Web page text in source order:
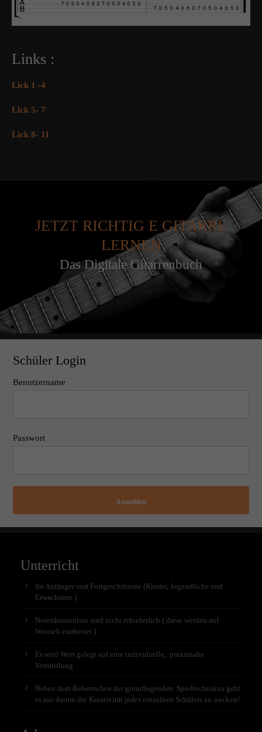
Links :
Lick 1 -4
Lick 5- 7
Lick 8- 11
JETZT RICHTIG E GITARRE
LERNEN
Das Digitale Gitarrenbuch
Schüler Login
Benutzername
Passwort
Anmelden
Unterricht
für Anfänger und Fortgeschrittene (Kinder, Jugendliche und
Erwachsene )
Notenkenntnisse sind nicht erforderlich ( diese werden auf
Wunsch erarbeitet )
Es wird Wert gelegt auf eine individuelle, praxisnahe
Vermittlung
Neben dem Beherrschen der grundlegenden Spieltechniken geht
es mir darum die Kreativität jedes einzelnen Schülers zu wecken!